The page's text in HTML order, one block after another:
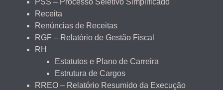
Receita
Renúncias de Receitas
RGF – Relatório de Gestão Fiscal
RH
Estatutos e Plano de Carreira
Estrutura de Cargos
RREO – Relatório Resumido da Execução